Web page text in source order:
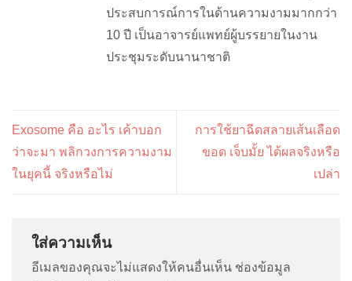
ประสบการณ์การในด้านความงามมากกว่า
10 ปี เป็นอาจารย์แพทย์ผู้บรรยายในงาน
ประชุมระดับนานาชาติ
Exosome คือ อะไร เค้าบอก
ว่าจะมา พลิกวงการความงาม
ในยุคนี้ จริงหรือไม่
การใช้ยาฉีดสลายเส้นเลือด
ขอด เจ็บมั้ย ได้ผลจริงหรือ
เปล่า
ใส่ความเห็น
อีเมลของคุณจะไม่แสดงให้คนอื่นเห็น ช่องข้อมูล